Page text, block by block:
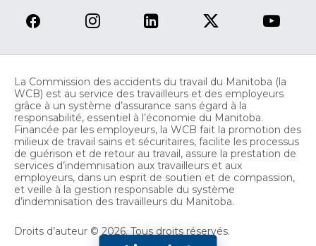
La Commission des accidents du travail du Manitoba (la
WCB) est au service des travailleurs et des employeurs
grâce à un système d’assurance sans égard à la
responsabilité, essentiel à l’économie du Manitoba.
Financée par les employeurs, la WCB fait la promotion des
milieux de travail sains et sécuritaires, facilite les processus
de guérison et de retour au travail, assure la prestation de
services d’indemnisation aux travailleurs et aux
employeurs, dans un esprit de soutien et de compassion,
et veille à la gestion responsable du système
d’indemnisation des travailleurs du Manitoba.
Droits d’auteur © 2026. Tous droits réservés.